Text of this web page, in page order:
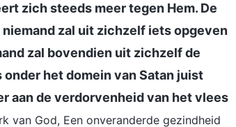
zich steeds meer tegen Hem. De
zal uit zichzelf iets opgeven
zal bovendien uit zichzelf de
het domein van Satan juist
aan de verdorvenheid van het vlees
van God, Een onveranderde gezindheid